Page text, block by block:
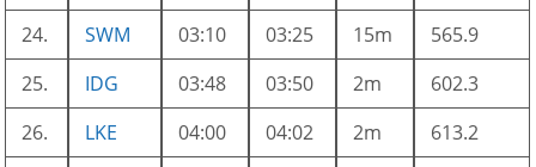
24.
SWM 03:10 03:25 15m
565.9
25.
IDG 03:48 03:50 2m
602.3
26.
LKE 04:00 04:02 2m
613.2